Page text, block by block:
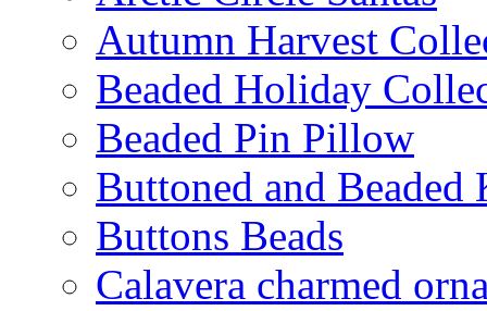
Autumn Harvest
Beaded Holiday
Beaded Pin Pillow
Buttoned and Beaded
Buttons Beads
Calavera charmed